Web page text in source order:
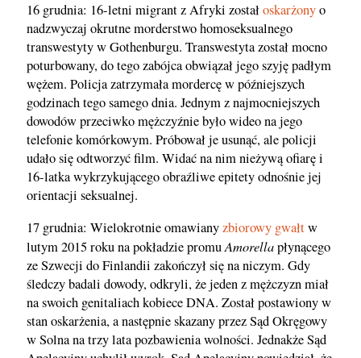
16 grudnia: 16-letni migrant z Afryki zostałoskarżonyo
nadzwyczaj okrutne morderstwo homoseksualnego
transwestyty w Gothenburgu. Transwestyta został mocno
poturbowany, do tego zabójca obwiązał jego szyję padłym
wężem. Policja zatrzymała mordercę w późniejszych
godzinach tego samego dnia. Jednym z najmocniejszych
dowodów przeciwko mężczyźnie było wideo na jego
telefonie komórkowym. Próbował je usunąć, ale policji
udało się odtworzyć film. Widać na nim nieżywą ofiarę i
16-latka wykrzykującego obraźliwe epitety odnośnie jej
orientacji seksualnej.
17 grudnia: Wielokrotnie omawianyzbiorowy gwałtw
lutym 2015 roku na pokładzie promuAmorellapłynącego
ze Szwecji do Finlandii zakończył się na niczym. Gdy
śledczy badali dowody, odkryli, że jeden z mężczyzn miał
na swoich genitaliach kobiece DNA. Został postawiony w
stan oskarżenia, a następnie skazany przez Sąd Okręgowy
w Solna na trzy lata pozbawienia wolności. Jednakże Sąd